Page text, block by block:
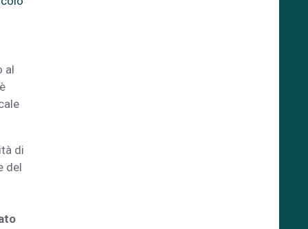
al
di
del